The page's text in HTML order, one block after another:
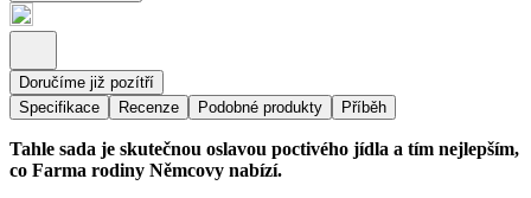
Doručíme již pozítří
Specifikace
Recenze Podobné produkty Příběh
Tahle sada je skutečnou oslavou poctivého jídla a tím nejlepším,
co Farma rodiny Němcovy nabízí.